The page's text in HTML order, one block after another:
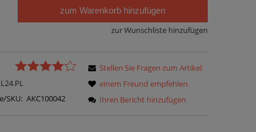
zum Warenkorb hinzufügen
zur Wunschliste hinzufügen
SKU: AKC100042
Stellen Sie Fragen zum Artikel
einem Freund empfehlen
Ihren Bericht hinzufügen